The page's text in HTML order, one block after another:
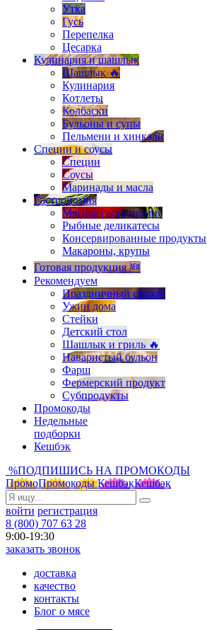
Утка
Гусь
Перепелка
Цесарка
Кулинария и шашлык
Шашлык 🔥
Кулинария
Котлеты
Колбаски
Бульоны и супы
Пельмени и хинкали
Специи и соусы
Специи
Соусы
Маринады и масла
Гастрономия
Мясная гастрономия
Рыбные деликатесы
Консервированные продукты
Макароны, крупы
Готовая продукция 🆕
Рекомендуем
Праздничный стол🎉
Ужин дома
Стейки
Детский стол
Шашлык и гриль 🔥
Наваристый бульон
Фарш
Фермерский продукт
Субпродукты
Промокоды
Недельные
подборки
Кешбэк
%ПОДПИШИСЬ НА ПРОМОКОДЫ
ПромоПромокоды КешбэкКешбэк
войти регистрация
8 (800) 707 63 28
9:00-19:30
заказать звонок
доставка
качество
контакты
Блог о мясе